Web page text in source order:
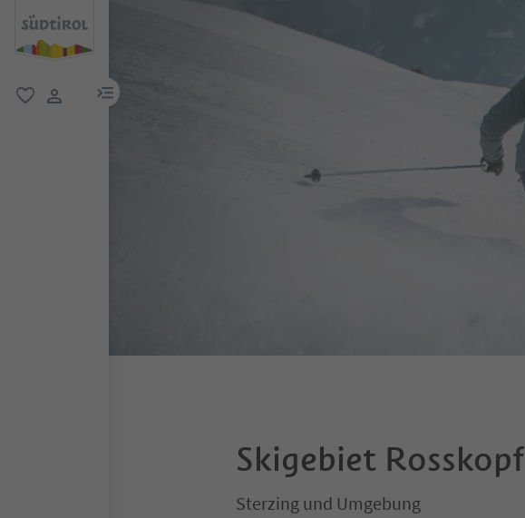
menu link
Skigebiet Rosskopf
Sterzing und Umgebung